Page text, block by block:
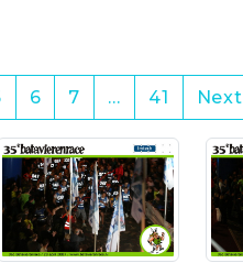
6 7 … 41 Next